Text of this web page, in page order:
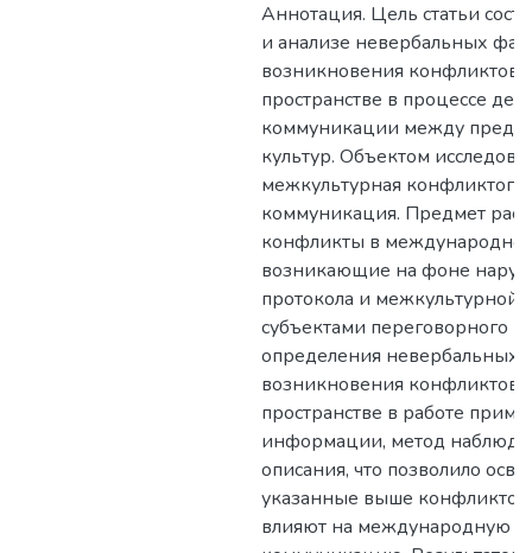
Аннотация. Цель статьи
и анализе невербальных
возникновения
пространстве в процессе
коммуникации между
культур. Объектом
межкультурная
коммуникация. Предмет
конфликты в международном
возникающие на фоне
протокола и
субъектами переговорного
определения невербальных
возникновения
пространстве в работе
информации, метод
описания, что позволило
указанные выше
влияют на международную